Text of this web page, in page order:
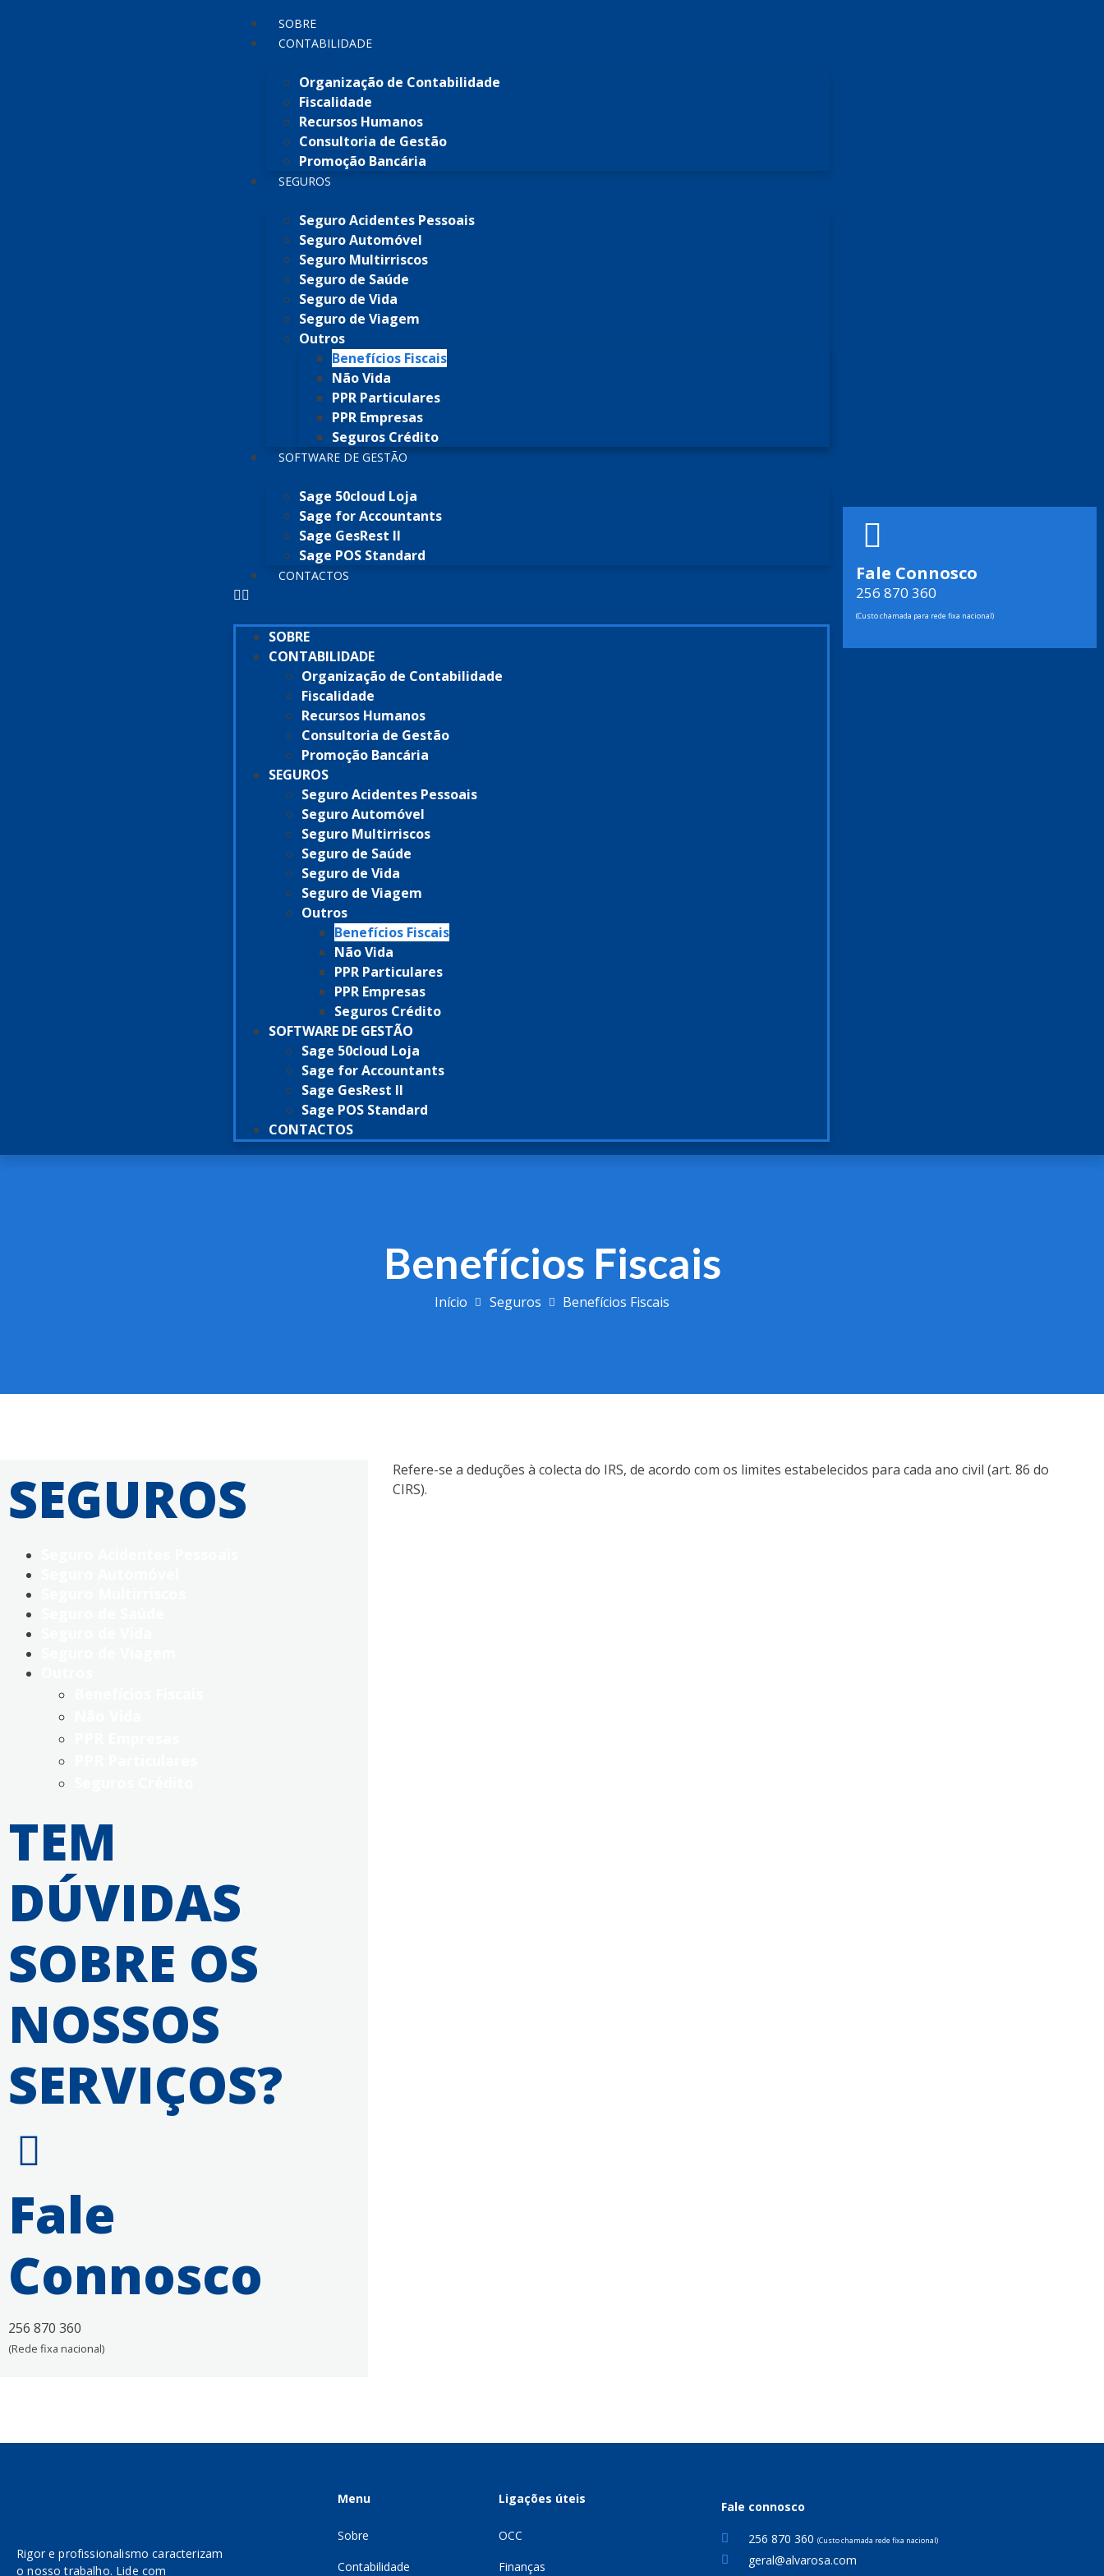
SOBRE
CONTABILIDADE
Organização de Contabilidade
Fiscalidade
Recursos Humanos
Consultoria de Gestão
Promoção Bancária
SEGUROS
Seguro Acidentes Pessoais
Seguro Automóvel
Seguro Multirriscos
Seguro de Saúde
Seguro de Vida
Seguro de Viagem
Outros
Benefícios Fiscais
Não Vida
PPR Particulares
PPR Empresas
Seguros Crédito
SOFTWARE DE GESTÃO
Sage 50cloud Loja
Sage for Accountants
Sage GesRest II
Sage POS Standard
CONTACTOS
SOBRE
CONTABILIDADE
Organização de Contabilidade
Fiscalidade
Recursos Humanos
Consultoria de Gestão
Promoção Bancária
SEGUROS
Seguro Acidentes Pessoais
Seguro Automóvel
Seguro Multirriscos
Seguro de Saúde
Seguro de Vida
Seguro de Viagem
Outros
Benefícios Fiscais
Não Vida
PPR Particulares
PPR Empresas
Seguros Crédito
SOFTWARE DE GESTÃO
Sage 50cloud Loja
Sage for Accountants
Sage GesRest II
Sage POS Standard
CONTACTOS
Fale Connosco
256 870 360
(Custo chamada para rede fixa nacional)
Benefícios Fiscais
Início Seguros Benefícios Fiscais
SEGUROS
TEM
DÚVIDAS
SOBRE OS
NOSSOS
SERVIÇOS?
Fale
Connosco
256 870 360
(Rede fixa nacional)
Refere-se a deduções à colecta do IRS, de acordo com os limites estabelecidos para cada ano civil (art. 86 do
CIRS).
Rigor e profissionalismo caracterizam
o nosso trabalho. Lide com
Menu
Sobre
Contabilidade
Ligações úteis
OCC
Finanças
Fale connosco
256 870 360(Custo chamada rede fixa nacional)
geral@alvarosa.com